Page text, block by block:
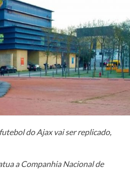
do Ajax vai ser replicado,
a Companhia Nacional de